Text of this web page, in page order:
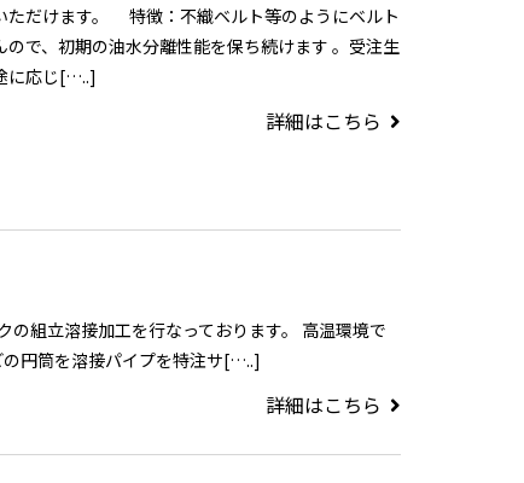
ただけます。 特徴：不織ベルト等のようにベルト
ので、初期の油水分離性能を保ち続けます 。受注生
に応じ[…..]
詳細はこちら
組立溶接加工を行なっております。 高温環境で
円筒を溶接パイプを特注サ[…..]
詳細はこちら